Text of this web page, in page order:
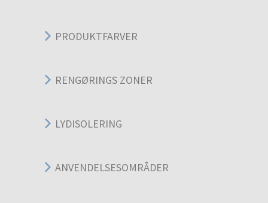
PRODUKTFARVER
RENGØRINGS ZONER
LYDISOLERING
ANVENDELSESOMRÅDER